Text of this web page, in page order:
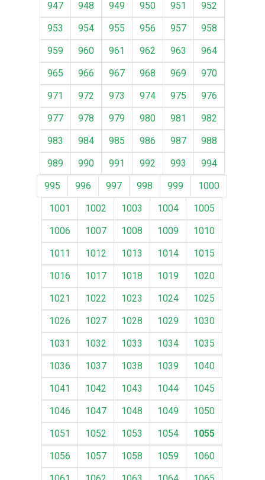
947
948 949 950 951
952
953
954 955 956 957
958
959
960 961 962 963
964
965
966 967 968 969
970
971
972 973 974 975
976
977
978 979 980 981
982
983
984 985 986 987
988
989
990 991 992 993
994
995
996 997 998 999
1000
1001
1002 1003 1004
1005
1006
1007 1008 1009
1010
1011
1012 1013 1014
1015
1016
1017 1018 1019
1020
1021
1022 1023 1024
1025
1026
1027 1028 1029
1030
1031
1032 1033 1034
1035
1036
1037 1038 1039
1040
1041
1042 1043 1044
1045
1046
1047 1048 1049
1050
1051
1052 1053 1054
1055
1056
1057 1058 1059
1060